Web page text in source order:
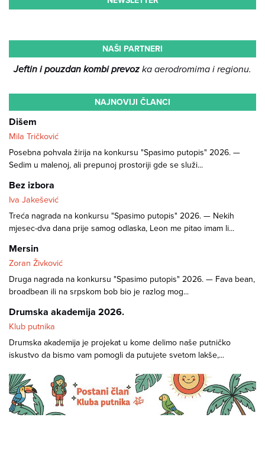
NAŠI PARTNERI
Jeftin i pouzdan kombi prevozka aerodromima i regionu.
NAJNOVIJI ČLANCI
Dišem
Mila Tričković
Posebna pohvala žirija na konkursu "Spasimo putopis" 2026. —
Sedim u malenoj, ali prepunoj prostoriji gde se služi...
Bez izbora
Iva Jakešević
Treća nagrada na konkursu "Spasimo putopis" 2026. — Nekih
mjesec-dva dana prije samog odlaska, Leon me pitao imam li...
Mersin
Zoran Živković
Druga nagrada na konkursu "Spasimo putopis" 2026. — Fava bean,
broadbean ili na srpskom bob bio je razlog mog...
Drumska akademija 2026.
Klub putnika
Drumska akademija je projekat u kome delimo naše putničko
iskustvo da bismo vam pomogli da putujete svetom lakše,...